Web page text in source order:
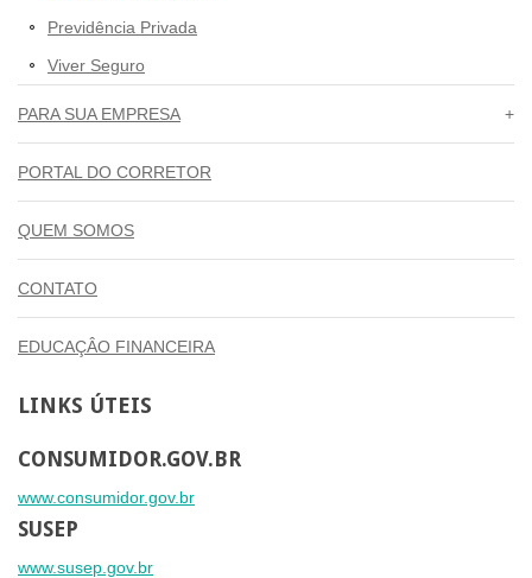
Previdência Privada
Viver Seguro
PARA SUA EMPRESA
PORTAL DO CORRETOR
QUEM SOMOS
CONTATO
EDUCAÇÂO FINANCEIRA
LINKS ÚTEIS
CONSUMIDOR.GOV.BR
www.consumidor.gov.br
SUSEP
www.susep.gov.br